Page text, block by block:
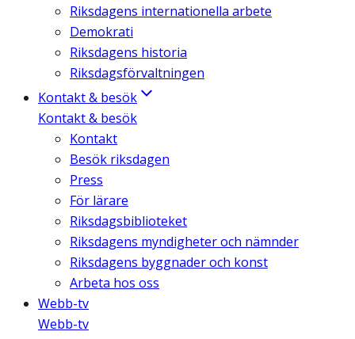
Riksdagens internationella arbete
Demokrati
Riksdagens historia
Riksdagsförvaltningen
Kontakt & besök
Kontakt & besök
Kontakt
Besök riksdagen
Press
För lärare
Riksdagsbiblioteket
Riksdagens myndigheter och nämnder
Riksdagens byggnader och konst
Arbeta hos oss
Webb-tv
Webb-tv